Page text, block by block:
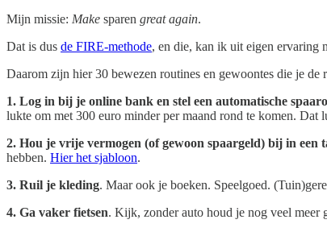
Mijn missie: Make sparen great again.
Dat is dus de FIRE-methode, en die, kan ik uit eigen ervaring
Daarom zijn hier 30 bewezen routines en gewoontes die je de
1. Log in bij je online bank en stel een automatische
lukte om met 300 euro minder per maand rond te komen. Dat
2. Hou je vrije vermogen (of gewoon spaargeld) bij in een
hebben. Hier het sjabloon.
3. Ruil je kleding. Maar ook je boeken. Speelgoed.
4. Ga vaker fietsen. Kijk, zonder auto houd je nog veel meer